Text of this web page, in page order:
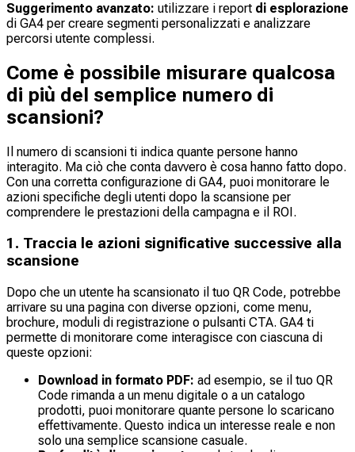
Suggerimento avanzato: utilizzare i report di esplorazione
di GA4 per creare segmenti personalizzati e analizzare
percorsi utente complessi.
Come è possibile misurare qualcosa
di più del semplice numero di
scansioni?
Il numero di scansioni ti indica quante persone hanno
interagito. Ma ciò che conta davvero è cosa hanno fatto dopo.
Con una corretta configurazione di GA4, puoi monitorare le
azioni specifiche degli utenti dopo la scansione per
comprendere le prestazioni della campagna e il ROI.
1. Traccia le azioni significative successive alla
scansione
Dopo che un utente ha scansionato il tuo QR Code, potrebbe
arrivare su una pagina con diverse opzioni, come menu,
brochure, moduli di registrazione o pulsanti CTA. GA4 ti
permette di monitorare come interagisce con ciascuna di
queste opzioni:
Download in formato PDF: ad esempio, se il tuo QR
Code rimanda a un menu digitale o a un catalogo
prodotti, puoi monitorare quante persone lo scaricano
effettivamente. Questo indica un interesse reale e non
solo una semplice scansione casuale.